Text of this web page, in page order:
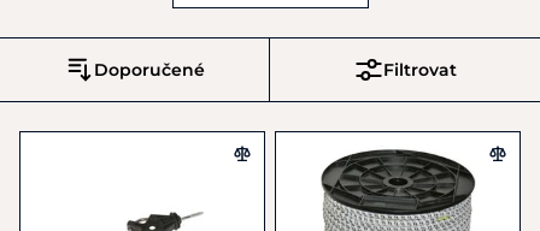
Filtrovat
Doporučené